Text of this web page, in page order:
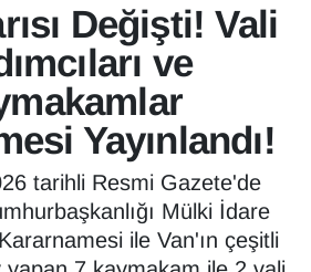
Değişti! Vali
ve
Yayınlandı!
tarihli Resmi Gazete'de
Mülki İdare
ile Van'ın çeşitli
Haritası
Durumu ve Fikstür